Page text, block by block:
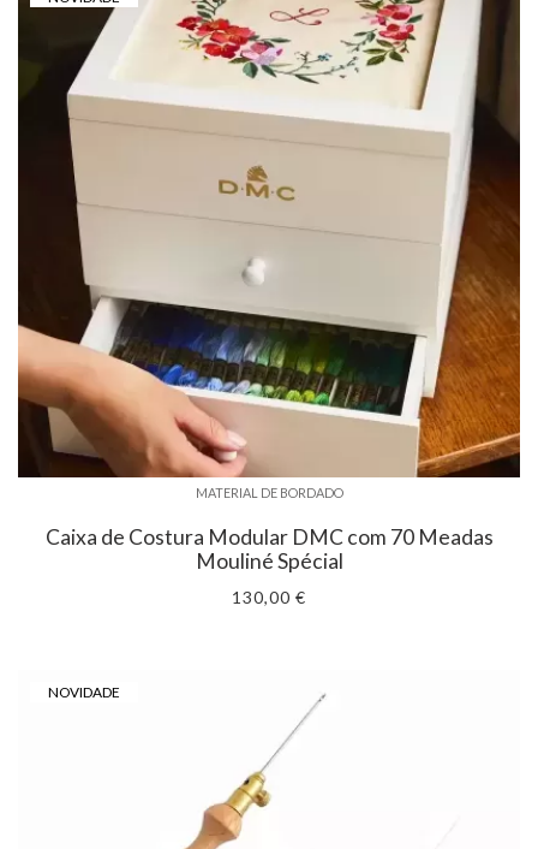
MATERIAL DE BORDADO
Caixa de Costura Modular DMC com 70 Meadas
Mouliné Spécial
130,00 €
NOVIDADE